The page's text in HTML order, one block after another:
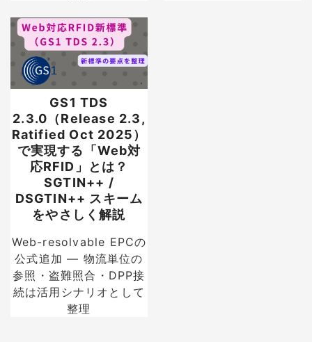
GS1 TDS
2.3.0（Release 2.3,
Ratified Oct 2025）
で実現する「Web対
応RFID」とは？
SGTIN++ /
DSGTIN++ スキーム
をやさしく解説
Web-resolvable EPCの
公式追加 — 物流単位の
参照・盗難照合・DPP接
続は活用シナリオとして
整理